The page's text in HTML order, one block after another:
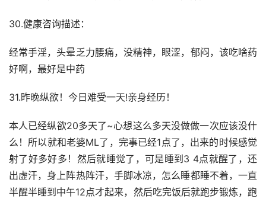
30.健康咨询描述：
经常手淫，头晕乏力腰痛，没精神，眼涩，郁闷，该吃啥药
好啊，最好是中药
31.昨晚纵欲！今日难受一天!亲身经历！
本人已经纵欲20多天了~心想这么多天没做做一次应该没什
么！所以就和老婆ML了，完事已经1点了，出来的时候感觉
射了好多好多！然后就睡觉了，可是睡到3 4点就醒了，还
出虚汗，身上阵热阵汗，手脚冰凉，怎么睡都睡不着，一直
半醒半睡到中午12点才起来，然后吃完饭后就跑步锻炼，跑